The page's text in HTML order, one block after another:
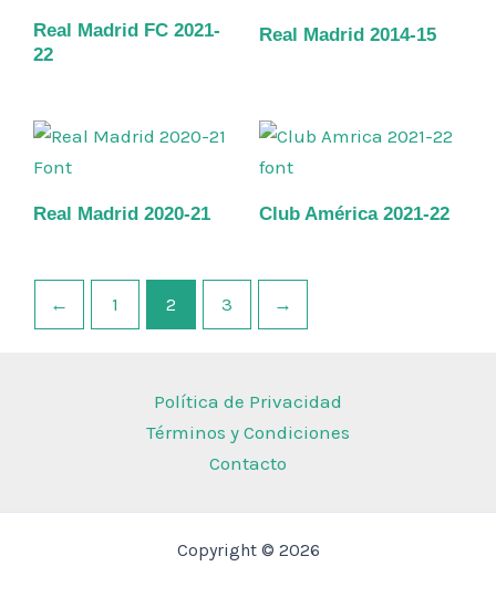
Real Madrid FC 2021-
22
Real Madrid 2014-15
Real Madrid 2020-21 Club América 2021-22
← 1 2 3 →
Política de Privacidad
Términos y Condiciones
Contacto
Copyright © 2026